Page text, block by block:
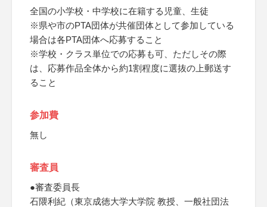
全国の小学校・中学校に在籍する児童、生徒
※県や市のPTA団体が共催団体として参加している
場合は各PTA団体へ応募すること
※学校・クラス単位での応募も可、ただしその際
は、応募作品全体から約1割程度に選抜の上郵送す
ること
参加費
無し
審査員
●審査委員長
石隈利紀（東京成徳大学大学院 教授、一般社団法